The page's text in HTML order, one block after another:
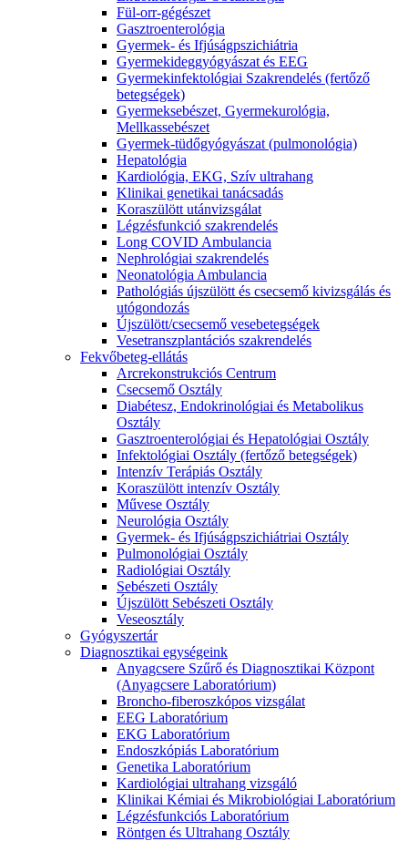
Fül-orr-gégészet
Gasztroenterológia
Gyermek- és Ifjúságpszichiátria
Gyermekideggyógyászat és EEG
Gyermekinfektológiai Szakrendelés (fertőző
betegségek)
Gyermeksebészet, Gyermekurológia,
Mellkassebészet
Gyermek-tüdőgyógyászat (pulmonológia)
Hepatológia
Kardiológia, EKG, Szív ultrahang
Klinikai genetikai tanácsadás
Koraszülött utánvizsgálat
Légzésfunkció szakrendelés
Long COVID Ambulancia
Nephrológiai szakrendelés
Neonatológia Ambulancia
Pathológiás újszülött és csecsemő kivizsgálás és
utógondozás
Újszülött/csecsemő vesebetegségek
Vesetranszplantációs szakrendelés
Fekvőbeteg-ellátás
Arcrekonstrukciós Centrum
Csecsemő Osztály
Diabétesz, Endokrinológiai és Metabolikus
Osztály
Gasztroenterológiai és Hepatológiai Osztály
Infektológiai Osztály (fertőző betegségek)
Intenzív Terápiás Osztály
Koraszülött intenzív Osztály
Művese Osztály
Neurológia Osztály
Gyermek- és Ifjúságpszichiátriai Osztály
Pulmonológiai Osztály
Radiológiai Osztály
Sebészeti Osztály
Újszülött Sebészeti Osztály
Veseosztály
Gyógyszertár
Diagnosztikai egységeink
Anyagcsere Szűrő és Diagnosztikai Központ
(Anyagcsere Laboratórium)
Broncho-fiberoszkópos vizsgálat
EEG Laboratórium
EKG Laboratórium
Endoszkópiás Laboratórium
Genetika Laboratórium
Kardiológiai ultrahang vizsgáló
Klinikai Kémiai és Mikrobiológiai Laboratórium
Légzésfunkciós Laboratórium
Röntgen és Ultrahang Osztály